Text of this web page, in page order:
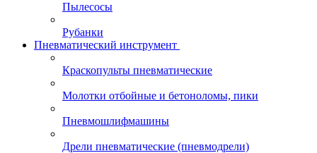
Пылесосы
Рубанки
Пневматический инструмент
Краскопульты пневматические
Молотки отбойные и бетоноломы, пики
Пневмошлифмашины
Дрели пневматические (пневмодрели)